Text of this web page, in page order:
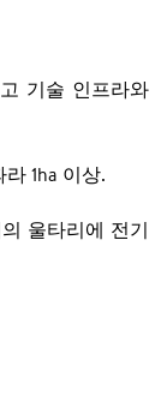
기술 인프라와
1ha 이상.
울타리에 전기